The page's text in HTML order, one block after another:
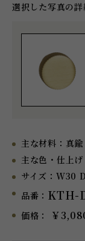
選択した写真の
主な材料： 真鍮
主な色・仕上げ
サイズ： W30
品番： KTH-
価格： ￥